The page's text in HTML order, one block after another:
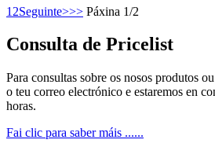
1 2Seguinte>>> Páxina 1/2
Consulta de Pricelist
Para consultas sobre os nosos produtos
o teu correo electrónico e estaremos en
horas.
Fai clic para saber máis ......